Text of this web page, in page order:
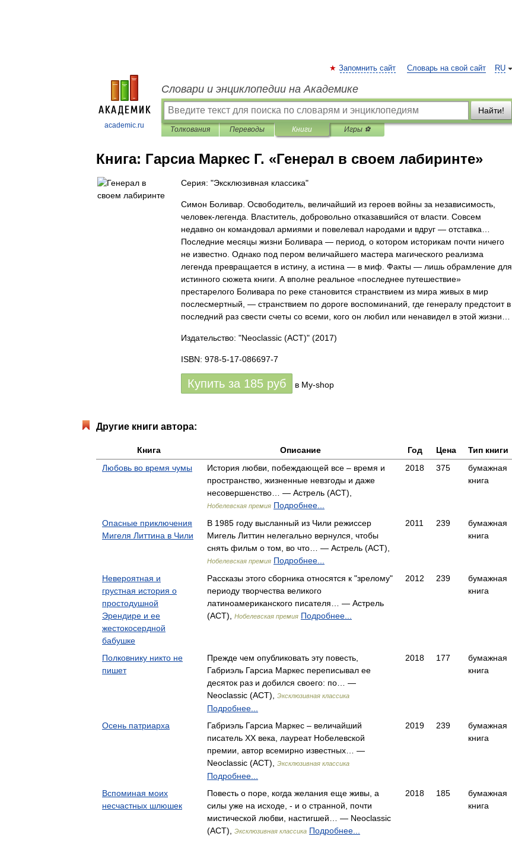
academic.ru
RU
Запомнить сайт Словарь на свой сайт
Словари и энциклопедии на Академике
Найти!
Толкования Переводы Книги Игры ⚽
Книга: Гарсиа Маркес Г. «Генерал в своем лабиринте»
Серия: "Эксклюзивная классика"
Симон Боливар. Освободитель, величайший из героев войны за независимость,
человек-легенда. Властитель, добровольно отказавшийся от власти. Совсем
недавно он командовал армиями и повелевал народами и вдруг — отставка…
Последние месяцы жизни Боливара — период, о котором историкам почти ничего
не известно. Однако под пером величайшего мастера магического реализма
легенда превращается в истину, а истина — в миф. Факты — лишь обрамление для
истинного сюжета книги. А вполне реальное «последнее путешествие»
престарелого Боливара по реке становится странствием из мира живых в мир
послесмертный, — странствием по дороге воспоминаний, где генералу предстоит в
последний раз свести счеты со всеми, кого он любил или ненавидел в этой жизни…
Издательство: "Neoclassic (АСТ)" (2017)
ISBN: 978-5-17-086697-7
Купить за 185 руб в My-shop
Другие книги автора:
Книга Описание Год Цена
Тип книги
Любовь во время чумы
История любви, побеждающей все – время и
пространство, жизненные невзгоды и даже
несовершенство… — Астрель (АСТ),
Нобелевская премия Подробнее...
2018 375
бумажная
книга
Опасные приключения
Мигеля Литтина в Чили
В 1985 году высланный из Чили режиссер
Мигель Литтин нелегально вернулся, чтобы
снять фильм о том, во что… — Астрель (АСТ),
Нобелевская премия Подробнее...
2011 239
бумажная
книга
Невероятная и
грустная история о
простодушной
Эрендире и ее
жестокосердной
бабушке
Рассказы этого сборника относятся к "зрелому"
периоду творчества великого
латиноамериканского писателя… — Астрель
(АСТ),
Нобелевская премия Подробнее...
2012 239
бумажная
книга
Полковнику никто не
пишет
Прежде чем опубликовать эту повесть,
Габриэль Гарсиа Маркес переписывал ее
десяток раз и добился своего: по… —
Neoclassic (АСТ),
Эксклюзивная классика
Подробнее...
2018 177
бумажная
книга
Осень патриарха
Габриэль Гарсиа Маркес – величайший
писатель ХХ века, лауреат Нобелевской
премии, автор всемирно известных… —
Neoclassic (АСТ),
Эксклюзивная классика
Подробнее...
2019 239
бумажная
книга
Вспоминая моих
несчастных шлюшек
Повесть о поре, когда желания еще живы, а
силы уже на исходе, - и о странной, почти
мистической любви, настигшей… — Neoclassic
(АСТ),
Эксклюзивная классика Подробнее...
2018 185
бумажная
книга